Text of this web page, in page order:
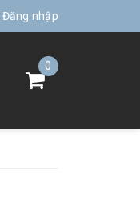
Đăng nhập
0